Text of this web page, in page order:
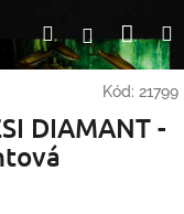
HledatPřihlášení
Kód: 21799
DIAMANT -